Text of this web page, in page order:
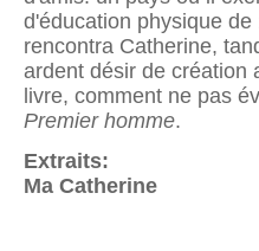
d'éducation physique
rencontra Catherine,
ardent désir de création
livre, comment ne pas
Premier homme.
Extraits:
Ma Catherine